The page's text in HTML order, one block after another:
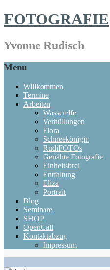
FOTOGRAFIE
Yvonne Rudisch
Menu
Willkommen
Termine
Arbeiten
Wasserelfe
Verhüllungen
Flora
Schneekönigin
RudiFOTOs
Genähte Fotografie
Einheitsbrei
Entfaltung
Eliza
Portrait
Blog
Seminare
SHOP
OpenCall
Kontaktabzug
Impressum